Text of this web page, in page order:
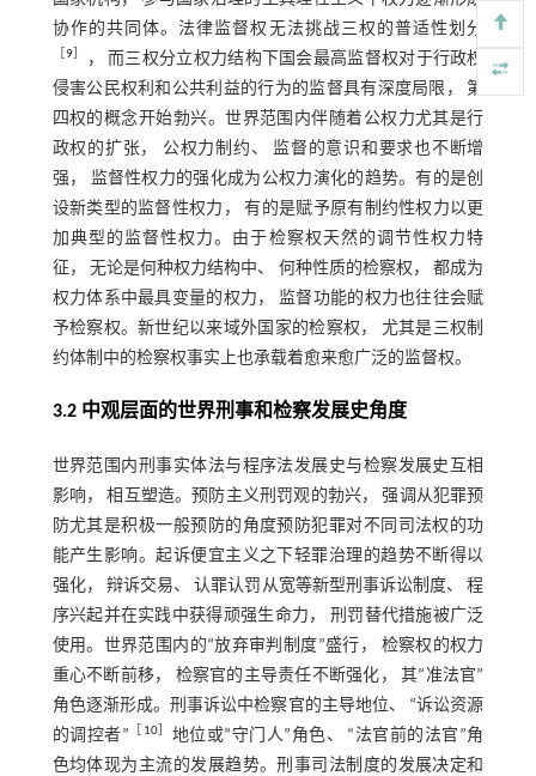
协作的共同体。法律监督权无法挑战三权的普适性划分
9］
， 而三权分立权力结构下国会最高监督权对于行政权
侵害公民权利和公共利益的行为的监督具有深度局限， 第
四权的概念开始勃兴。世界范围内伴随着公权力尤其是行
政权的扩张， 公权力制约、 监督的意识和要求也不断增
强， 监督性权力的强化成为公权力演化的趋势。有的是创
设新类型的监督性权力， 有的是赋予原有制约性权力以更
加典型的监督性权力。由于检察权天然的调节性权力特
征， 无论是何种权力结构中、 何种性质的检察权， 都成为
权力体系中最具变量的权力， 监督功能的权力也往往会赋
予检察权。新世纪以来域外国家的检察权， 尤其是三权制
约体制中的检察权事实上也承载着愈来愈广泛的监督权。
3.2 中观层面的世界刑事和检察发展史角度
世界范围内刑事实体法与程序法发展史与检察发展史互相
影响， 相互塑造。预防主义刑罚观的勃兴， 强调从犯罪预
防尤其是积极一般预防的角度预防犯罪对不同司法权的功
能产生影响。起诉便宜主义之下轻罪治理的趋势不断得以
强化， 辩诉交易、 认罪认罚从宽等新型刑事诉讼制度、 程
序兴起并在实践中获得顽强生命力， 刑罚替代措施被广泛
使用。世界范围内的“放弃审判制度”盛行， 检察权的权力
重心不断前移， 检察官的主导责任不断强化， 其“准法官”
角色逐渐形成。刑事诉讼中检察官的主导地位、 “诉讼资源
的调控者”
10］ 地位或“守门人”角色、 “法官前的法官”角
色均体现为主流的发展趋势。刑事司法制度的发展决定和